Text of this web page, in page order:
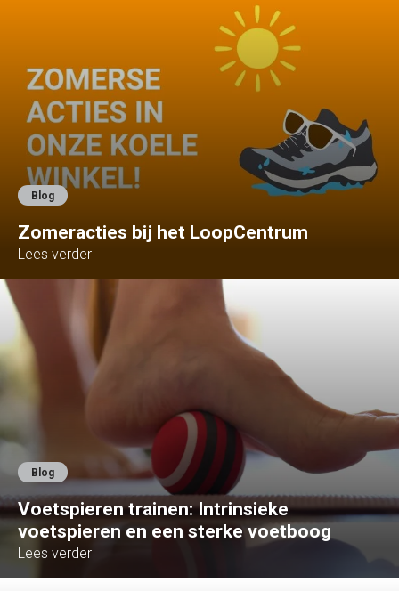
Blog
Zomeracties bij het LoopCentrum
Lees verder
Blog
Voetspieren trainen: Intrinsieke
voetspieren en een sterke voetboog
Lees verder